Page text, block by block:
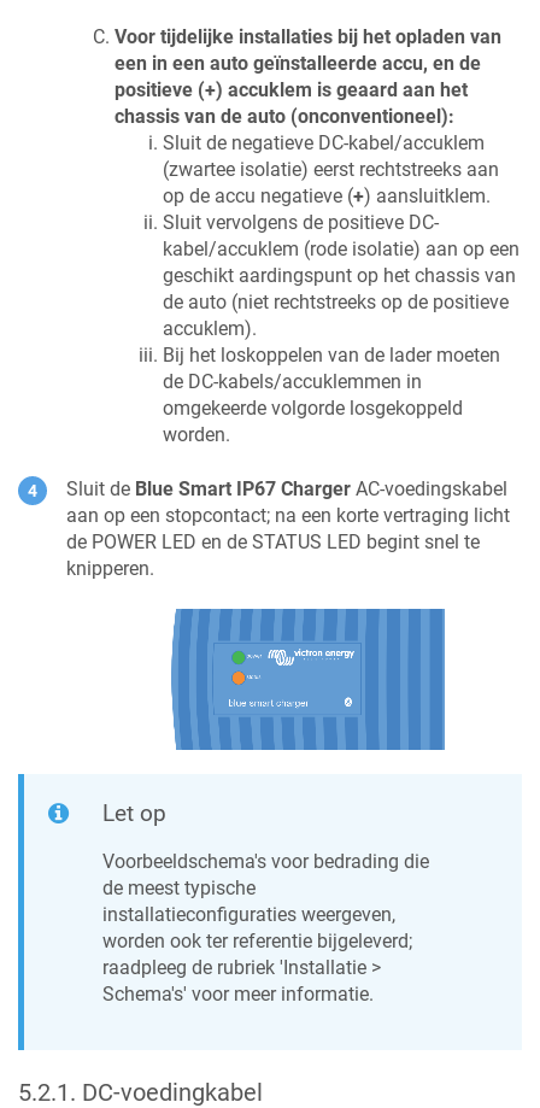
Voor tijdelijke installaties bij het opladen van
een in een auto geïnstalleerde accu, en de
positieve (+) accuklem is geaard aan het
chassis van de auto (onconventioneel):
Sluit de negatieve DC-kabel/accuklem
(zwartee isolatie) eerst rechtstreeks aan
op de accu negatieve (+) aansluitklem.
Sluit vervolgens de positieve DC-
kabel/accuklem (rode isolatie) aan op een
geschikt aardingspunt op het chassis van
de auto (niet rechtstreeks op de positieve
accuklem).
Bij het loskoppelen van de lader moeten
de DC-kabels/accuklemmen in
omgekeerde volgorde losgekoppeld
worden.
Sluit de Blue Smart IP67 Charger AC-voedingskabel
aan op een stopcontact; na een korte vertraging licht
de POWER LED en de STATUS LED begint snel te
knipperen.
Let op
Voorbeeldschema's voor bedrading die
de meest typische
installatieconfiguraties weergeven,
worden ook ter referentie bijgeleverd;
raadpleeg de rubriek 'Installatie >
Schema's' voor meer informatie.
5.2.1 . DC-voedingkabel